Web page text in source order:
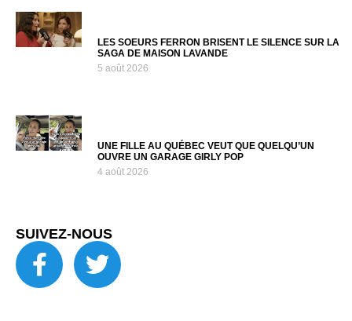
LES SOEURS FERRON BRISENT LE SILENCE SUR LA
SAGA DE MAISON LAVANDE
5 août 2026
UNE FILLE AU QUÉBEC VEUT QUE QUELQU’UN
OUVRE UN GARAGE GIRLY POP
4 août 2026
SUIVEZ-NOUS